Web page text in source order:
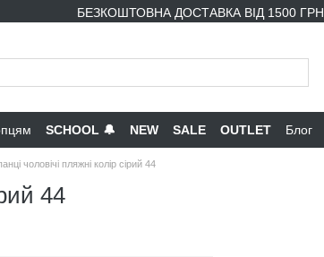
БЕЗКОШТОВНА ДОСТАВКА ВІД 1500 ГРН
SCHOOL 🔔 NEW SALE OUTLET Блог
чоловічі пляжні колір сірий 44
44